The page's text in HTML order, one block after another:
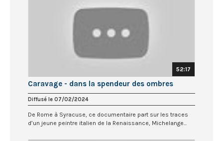
52:17
Caravage - dans la spendeur des ombres
Diffusé le 07/02/2024
De Rome à Syracuse, ce documentaire part sur les traces
d’un jeune peintre italien de la Renaissance, Michelange...